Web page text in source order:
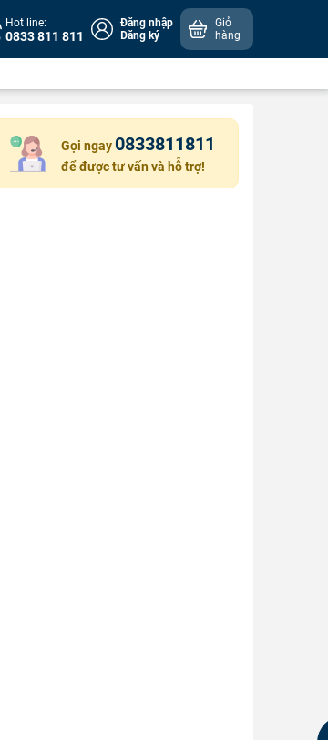
Hot line:
0833 811 811
Đăng nhập
Đăng ký
Giỏ
hàng
Gọi ngay 0833811811
để được tư vấn và hỗ trợ!